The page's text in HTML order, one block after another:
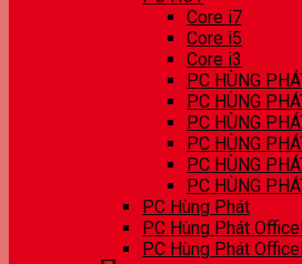
Core i7
Core i5
Core i3
PC HÙNG
PC HÙNG
PC HÙNG
PC HÙNG
PC HÙNG
PC HÙNG
PC Hùng Phát
PC Hùng Phát
PC Hùng Phát